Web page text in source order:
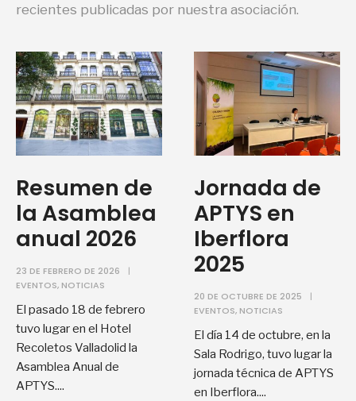
recientes publicadas por nuestra asociación.
Resumen de
la Asamblea
anual 2026
23 DE FEBRERO DE 2026
|
EVENTOS, NOTICIAS
El pasado 18 de febrero
tuvo lugar en el Hotel
Recoletos Valladolid la
Asamblea Anual de
APTYS....
Jornada de
APTYS en
Iberflora
2025
20 DE OCTUBRE DE 2025
|
EVENTOS, NOTICIAS
El día 14 de octubre, en la
Sala Rodrigo, tuvo lugar la
jornada técnica de APTYS
en Iberflora....